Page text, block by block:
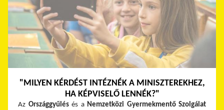
"MILYEN KÉRDÉST INTÉZNÉK A MINISZTEREKHEZ,
HA KÉPVISELŐ LENNÉK?"
Az Országgyűlésés a Nemzetközi Gyermekmentő Szolgálat